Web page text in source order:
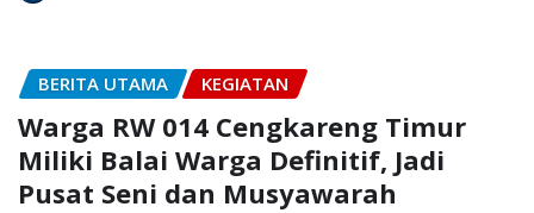
BERITA UTAMA KEGIATAN
Warga RW 014 Cengkareng Timur
Miliki Balai Warga Definitif, Jadi
Pusat Seni dan Musyawarah